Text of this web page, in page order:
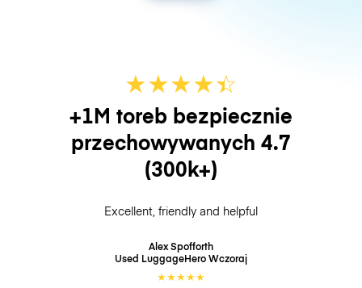
★★★★☆
★
+1M toreb bezpiecznie
przechowywanych 4.7
(300k+)
Excellent, friendly and helpful
Alex Spofforth
Used LuggageHeroWczoraj
★★★★★